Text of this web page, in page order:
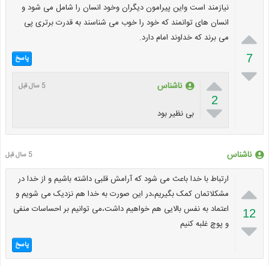

7

نیازمند است واین پیرامون دیگران وخود انسان را شامل می شود و
انسان های توانمند که خود را خوب می شناسند به قدرت برتری پی
می برند که خداوند امام دارد.
پاسخ

2

ناشناس 5 سال قبل
بی نظیر بود
ناشناس 5 سال قبل

12

ارتباط با خدا باعث می شود که آرامش قلبی داشته باشیم و از خدا در
مشکلاتمان کمک بگیریم،در این صورت به خدا هم نزدیک می شویم و
اعتماد به نفس بالایی هم خواهیم داشت،می توانیم بر احساسات منفی
و پوچ غلبه کنیم
پاسخ